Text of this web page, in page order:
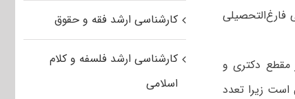
مقطع دکتری و
است زیرا تعدد
کارشناسی ارشد فقه و حقوق
کارشناسی ارشد فلسفه و کلام
اسلامی